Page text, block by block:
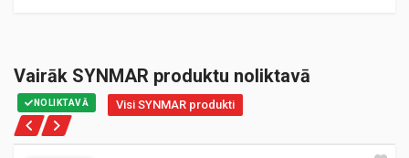
Vairāk SYNMAR produktu noliktavā
NOLIKTAVĀ Visi SYNMAR produkti